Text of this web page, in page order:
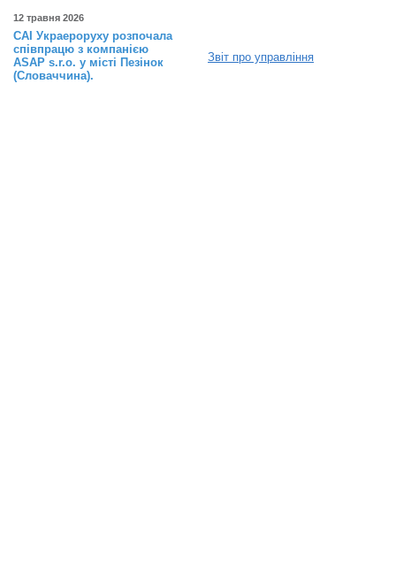
12 травня 2026
САІ Украероруху розпочала
співпрацю з компанією
ASAP s.r.o. у місті Пезінок
(Словаччина).
Звіт про управління